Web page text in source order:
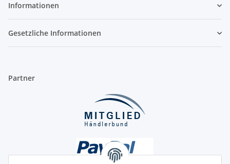
Informationen
Gesetzliche Informationen
Partner